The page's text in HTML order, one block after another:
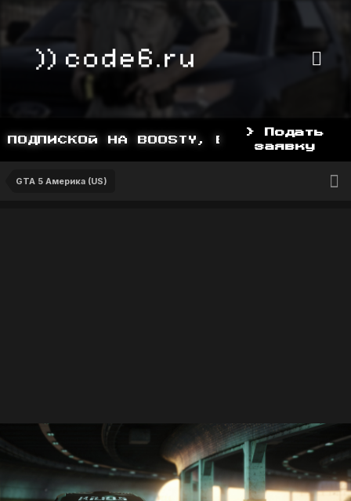
НА BOOSTY, BOOSTY.TO/YDDY
> Подать
заявку
GTA 5 Америка (US)